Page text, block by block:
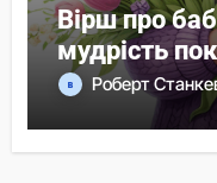
Вірш про
мудрість
Роберт